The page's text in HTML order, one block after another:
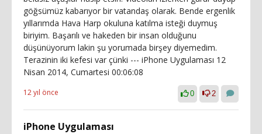
göğsümüz kabarıyor bir vatandaş olarak. Bende ergenlik
yıllarımda Hava Harp okuluna katılma isteği duymuş
biriyim. Başarılı ve hakeden bir insan olduğunu
düşünüyorum lakin şu yorumada birşey diyemedim.
Terazinin iki kefesi var çünki --- iPhone Uygulaması 12
Nisan 2014, Cumartesi 00:06:08
12 yıl önce 0 2
iPhone Uygulaması